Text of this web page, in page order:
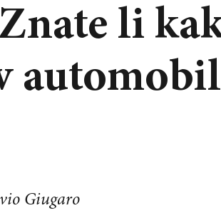
li
Giugaro